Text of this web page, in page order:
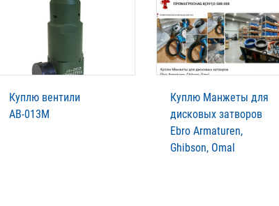
Куплю вентили
АВ-013М
Куплю Манжеты для
дисковых затворов
Ebro Armaturen,
Ghibson, Omal